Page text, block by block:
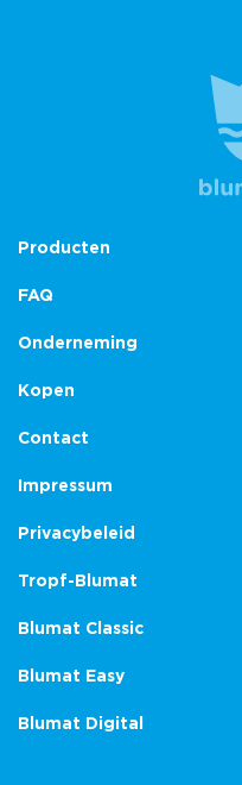
Producten
FAQ
Onderneming
Kopen
Contact
Impressum
Privacybeleid
Tropf-Blumat
Blumat Classic
Blumat Easy
Blumat Digital